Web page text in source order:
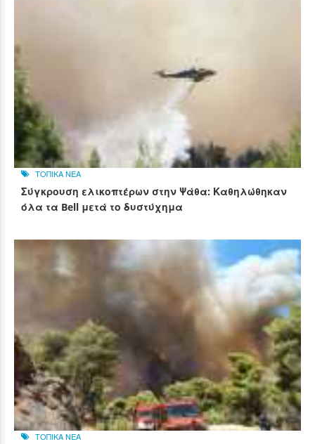
ΤΟΠΙΚΑ ΝΕΑ
Σύγκρουση ελικοπτέρων στην Ψάθα: Καθηλώθηκαν
όλα τα Bell μετά το δυστύχημα
ΤΟΠΙΚΑ ΝΕΑ